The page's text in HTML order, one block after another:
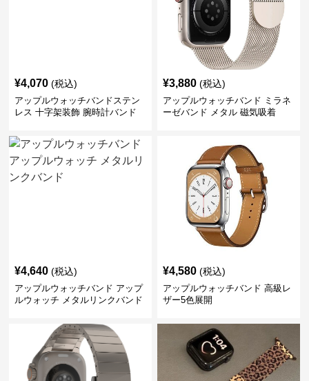
¥4,070 (税込)
アップルウォッチバンドステン
レス 十字架装飾 腕時計バンド
¥3,880 (税込)
アップルウォッチバンド ミラネ
ーゼバンド メタル 磁気吸着
¥4,640 (税込)
アップルウォッチバンド アップ
ルウォッチ メタルリンクバンド
¥4,580 (税込)
アップルウォッチバンド 高級レ
ザー5色展開